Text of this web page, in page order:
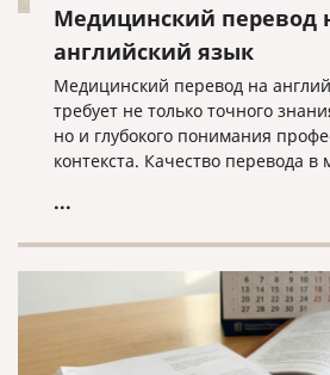
Медицинский перевод
английский язык
Медицинский перевод на
требует не только точного
но и глубокого понимания
контекста. Качество перевода в
эффективность международной
...